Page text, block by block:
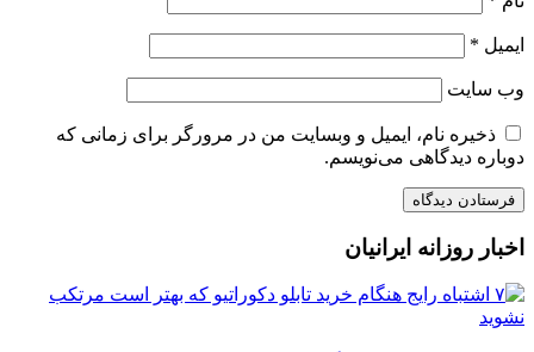
ایمیل *
وب‌ سایت
ذخیره نام، ایمیل و وبسایت من در مرورگر برای زمانی که
دوباره دیدگاهی می‌نویسم.
اخبار روزانه ایرانیان